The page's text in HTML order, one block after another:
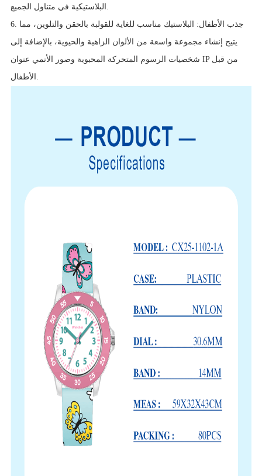
البلاستيكية في متناول الجميع.
6. جذب الأطفال: البلاستيك مناسب للغاية للقولبة بالحقن والتلوين، مما
يتيح إنشاء مجموعة واسعة من الألوان الزاهية والحيوية، بالإضافة إلى
شخصيات الرسوم المتحركة المحبوبة وصور الأنمي عنوان IP من قبل
الأطفال.